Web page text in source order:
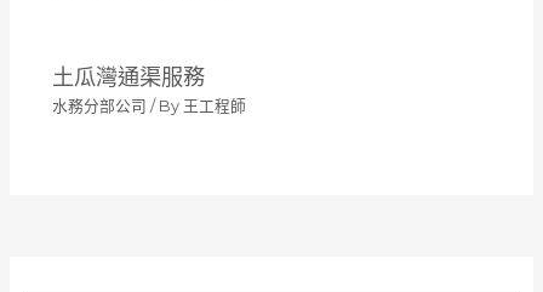
土瓜灣通渠服務
水務分部公司 / By 王工程師